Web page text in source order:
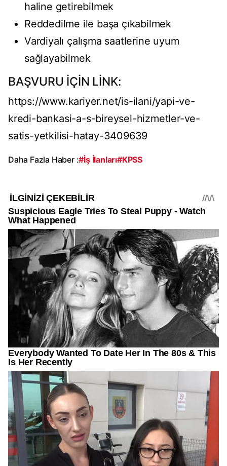
haline getirebilmek
Reddedilme ile başa çıkabilmek
Vardiyalı çalışma saatlerine uyum
sağlayabilmek
BAŞVURU İÇİN LİNK:
https://www.kariyer.net/is-ilani/yapi-ve-
kredi-bankasi-a-s-bireysel-hizmetler-ve-
satis-yetkilisi-hatay-3409639
Daha Fazla Haber :#İş İlanları#KPSS